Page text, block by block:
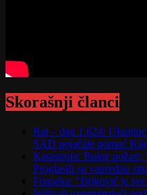
Skorašnji članci
Rat – dan 1.624:
SAD pojačale pomoć
Katastrofa: Bukte požari;
Proglasili su vanrednu
Fonseka: "Đoković je